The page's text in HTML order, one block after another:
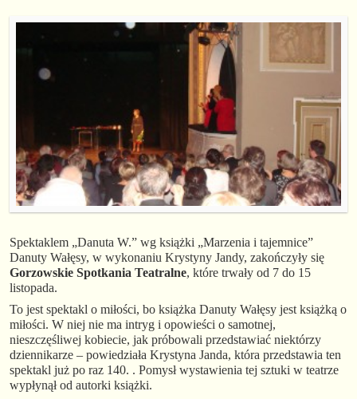
Spektaklem „Danuta W.” wg książki „Marzenia i tajemnice”
Danuty Wałęsy, w wykonaniu Krystyny Jandy, zakończyły się
Gorzowskie Spotkania Teatralne, które trwały od 7 do 15
listopada.
To jest spektakl o miłości, bo książka Danuty Wałęsy jest książką o
miłości. W niej nie ma intryg i opowieści o samotnej,
nieszczęśliwej kobiecie, jak próbowali przedstawiać niektórzy
dziennikarze – powiedziała Krystyna Janda, która przedstawia ten
spektakl już po raz 140. . Pomysł wystawienia tej sztuki w teatrze
wypłynął od autorki książki.